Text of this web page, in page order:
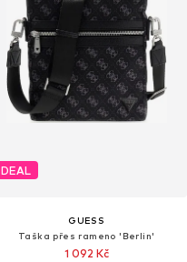
DEAL
GUESS
Taška přes rameno 'Berlin'
1 092 Kč